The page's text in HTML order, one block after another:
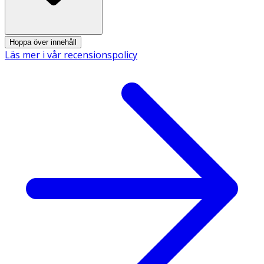
- Vegansk.
Aqua, Sorbitol, PEG-40 Hydrogenated Castor Oil, Xylitol,
Sodium Benzoate, Phenoxyethanol, Potassium Citrate,
Sodium Fluoride, Aroma, Citric Acid, Sodium Saccharin.
Hoppa över innehåll
Läs mer i vår recensionspolicy